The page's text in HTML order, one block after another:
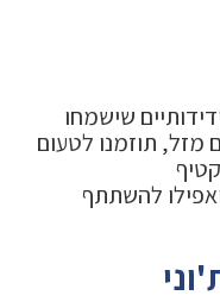
שישמחו
תוזמנו לטעום
להשתתף